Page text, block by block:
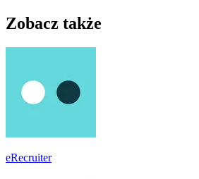
Zobacz także
eRecruiter